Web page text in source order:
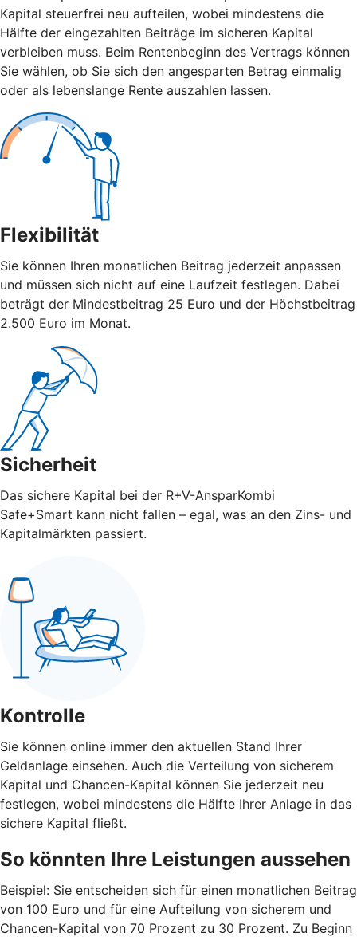
Kapital steuerfrei neu aufteilen, wobei mindestens die
Hälfte der eingezahlten Beiträge im sicheren Kapital
verbleiben muss. Beim Rentenbeginn des Vertrags können
Sie wählen, ob Sie sich den angesparten Betrag einmalig
oder als lebenslange Rente auszahlen lassen.
Flexibilität
Sie können Ihren monatlichen Beitrag jederzeit anpassen
und müssen sich nicht auf eine Laufzeit festlegen. Dabei
beträgt der Mindestbeitrag 25 Euro und der Höchstbeitrag
2.500 Euro im Monat.
Sicherheit
Das sichere Kapital bei der R+V-AnsparKombi
Safe+Smart kann nicht fallen – egal, was an den Zins- und
Kapitalmärkten passiert.
Kontrolle
Sie können online immer den aktuellen Stand Ihrer
Geldanlage einsehen. Auch die Verteilung von sicherem
Kapital und Chancen-Kapital können Sie jederzeit neu
festlegen, wobei mindestens die Hälfte Ihrer Anlage in das
sichere Kapital fließt.
So könnten Ihre Leistungen aussehen
Beispiel: Sie entscheiden sich für einen monatlichen Beitrag
von 100 Euro und für eine Aufteilung von sicherem und
Chancen-Kapital von 70 Prozent zu 30 Prozent. Zu Beginn